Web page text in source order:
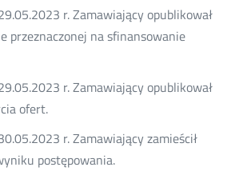
r. Zamawiający opublikował
przeznaczonej na sfinansowanie
r. Zamawiający opublikował
ofert.
r. Zamawiający zamieścił
postępowania.